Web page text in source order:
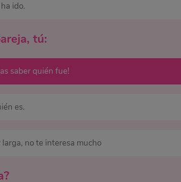
ido.
tú:
saber quién fue!
es.
no te interesa mucho